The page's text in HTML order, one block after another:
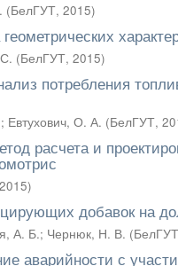
(БелГУТ, 2015)
(БелГУТ, 2015)
потребления
; Евтухович, О. А. (БелГУТ,
расчета и
2015)
добавок на
А. Б.; Чернюк, Н. В. (БелГУТ
аварийности с